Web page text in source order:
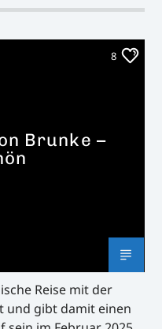
8
Brunke –
Reise mit der
und gibt damit einen